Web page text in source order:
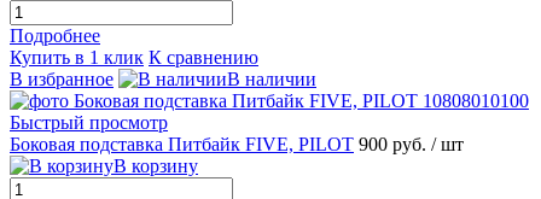
Подробнее
Купить в 1 клик К сравнению
В избранное
В наличии
Быстрый просмотр
Боковая подставка Питбайк FIVE, PILOT 900 руб. / шт
В корзину